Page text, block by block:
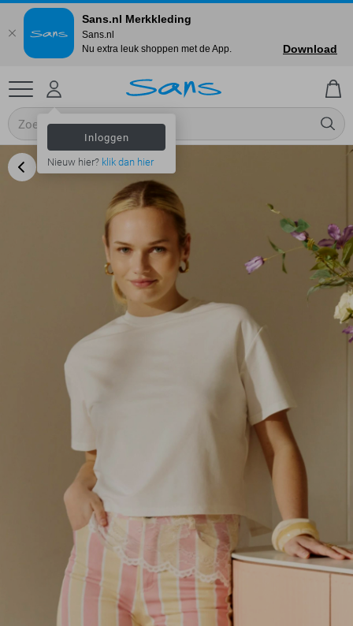
Inloggen
Nieuw hier? klik dan hier
Sans.nl Merkkleding
Sans.nl
Nu extra leuk shoppen met de App.
Download